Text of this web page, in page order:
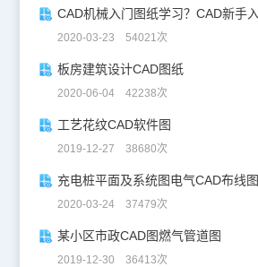
2020-03-23 54021次
板房建筑设计CAD图纸
2020-06-04 42238次
工艺花纹CAD软件图
2019-12-27 38680次
充电桩平面及系统图电气CAD布线图
2020-03-24 37479次
某小区市政CAD图燃气管道图
2019-12-30 36413次